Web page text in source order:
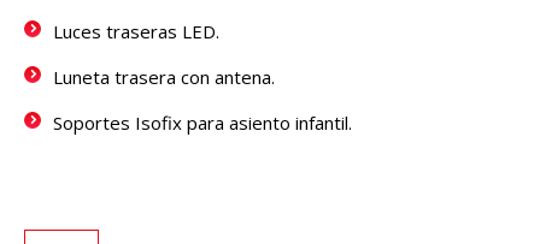
Luces traseras LED.
Luneta trasera con antena.
Soportes Isofix para asiento infantil.